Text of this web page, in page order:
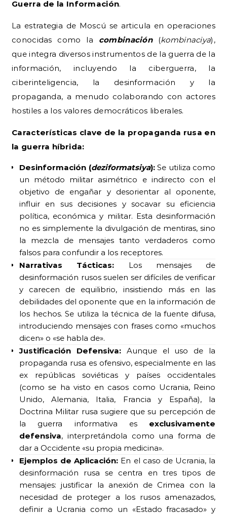
Guerra de la Información.
La estrategia de Moscú se articula en operaciones
conocidas como la combinación(kombinaciya),
que integra diversos instrumentos de la guerra de la
información, incluyendo la ciberguerra, la
ciberinteligencia, la desinformación y la
propaganda, a menudo colaborando con actores
hostiles a los valores democráticos liberales.
Características clave de la propaganda rusa en
la guerra híbrida:
Desinformación (deziformatsiya):Se utiliza como
un método militar asimétrico e indirecto con el
objetivo de engañar y desorientar al oponente,
influir en sus decisiones y socavar su eficiencia
política, económica y militar. Esta desinformación
no es simplemente la divulgación de mentiras, sino
la mezcla de mensajes tanto verdaderos como
falsos para confundir a los receptores.
Narrativas Tácticas: Los mensajes de
desinformación rusos suelen ser difíciles de verificar
y carecen de equilibrio, insistiendo más en las
debilidades del oponente que en la información de
los hechos. Se utiliza la técnica de la fuente difusa,
introduciendo mensajes con frases como «muchos
dicen» o «se habla de».
Justificación Defensiva:Aunque el uso de la
propaganda rusa es ofensivo, especialmente en las
ex repúblicas soviéticas y países occidentales
(como se ha visto en casos como Ucrania, Reino
Unido, Alemania, Italia, Francia y España), la
Doctrina Militar rusa sugiere que su percepción de
la guerra informativa es exclusivamente
defensiva, interpretándola como una forma de
dar a Occidente «su propia medicina».
Ejemplos de Aplicación: En el caso de Ucrania, la
desinformación rusa se centra en tres tipos de
mensajes: justificar la anexión de Crimea con la
necesidad de proteger a los rusos amenazados,
definir a Ucrania como un «Estado fracasado» y